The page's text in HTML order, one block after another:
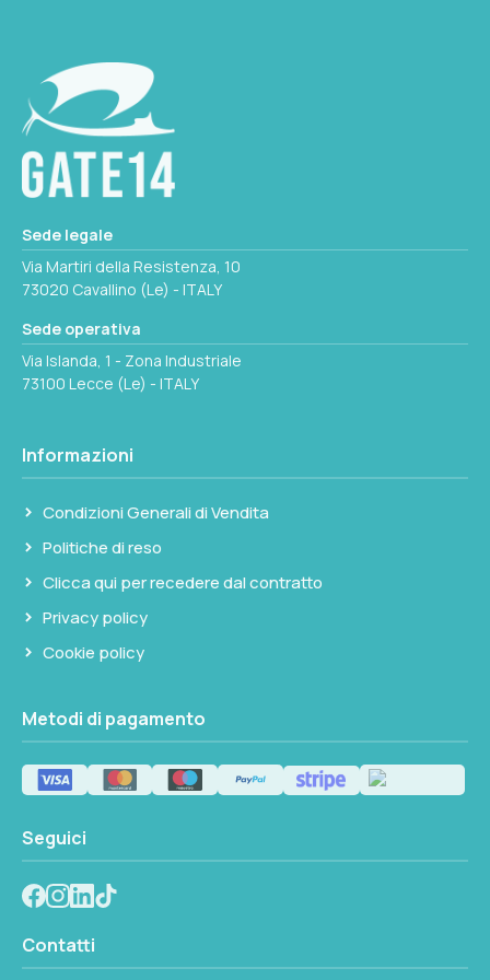
ROTOLO DA
150 mm x 3 m
Sede legale
Via Martiri della Resistenza, 10
73020 Cavallino (Le) - ITALY
Sede operativa
Via Islanda, 1 - Zona Industriale
73100 Lecce (Le) - ITALY
Informazioni
Condizioni Generali di Vendita
Politiche di reso
Clicca qui per recedere dal contratto
Privacy policy
Cookie policy
Metodi di pagamento
Seguici
Contatti